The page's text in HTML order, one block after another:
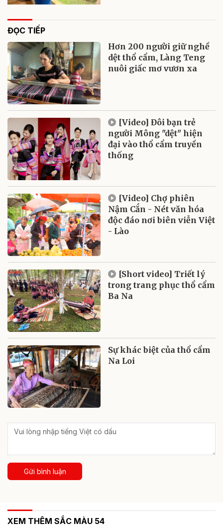
ĐỌC TIẾP
Hơn 200 người giữ nghề
dệt thổ cẩm, Làng Teng
nuôi giấc mơ vươn xa
[Video] Đôi bạn trẻ
người Mông "dệt" hiện
đại vào thổ cẩm truyền
thống
[Video] Chợ phiên
Nậm Cắn - Nét văn hóa
độc đáo nơi biên viễn Việt
- Lào
[Short video] Triết lý
trong trang phục thổ cẩm
Ba Na
Sự khác biệt của thổ cẩm
Na Loi
Gửi bình luận
XEM THÊM SẮC MÀU 54